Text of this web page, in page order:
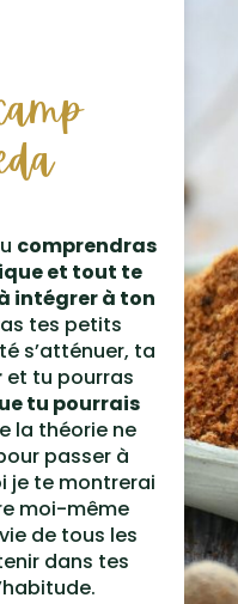
comprendras
et tout te
intégrer à ton
tes petits
s’atténuer, ta
et tu pourras
tu pourrais
la théorie ne
passer à
je te montrerai
moi-même
de tous les
dans tes